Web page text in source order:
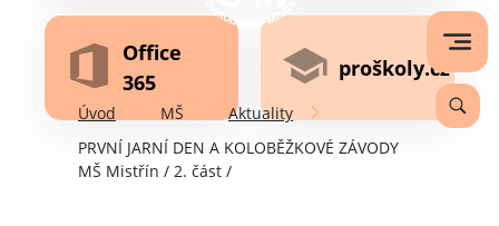
Office
365
proškoly.cz
Úvod MŠ
Aktuality
PRVNÍ JARNÍ DEN A KOLOBĚŽKOVÉ ZÁVODY
MŠ Mistřín / 2. část /